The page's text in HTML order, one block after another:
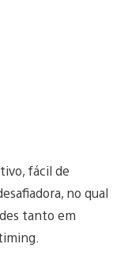
fácil de
no qual
tanto em